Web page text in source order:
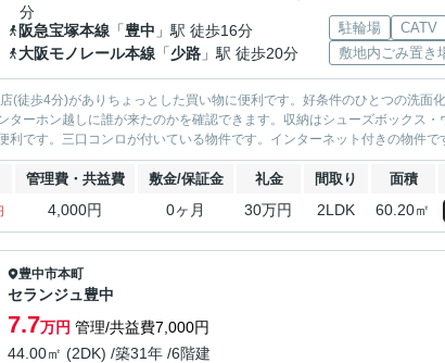
分
阪急宝塚本線 「豊中 」駅 徒歩16分
大阪モノレール本線 「少路 」駅 徒歩20分
駐輪場 CATV
敷地内ごみ置き
(徒歩4分)がありちょっとした買い物に便利です。好条件のひとつの洗面
ターホン越しに誰が来たのかを確認できます。収納はシューズボックス
利です。三口コンロが付いている物件です。インターネット付きの物件で
管理費・共益費 敷金/保証金 礼金 間取り 面積
4,000円 0ヶ月 30万円 2LDK 60.20㎡
豊中市本町
セランジュ豊中
7.7万円 管理/共益費7,000円
44.00㎡ (2DK) /築31年 /6階建